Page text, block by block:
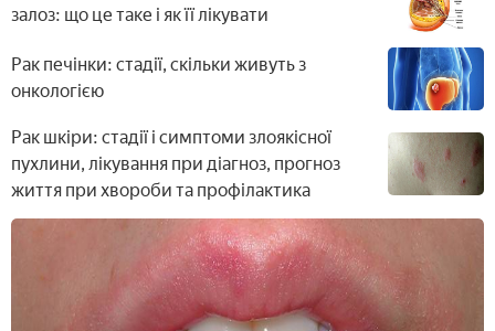
залоз: що це таке і як її лікувати
Рак печінки: стадії, скільки живуть з
онкологією
Рак шкіри: стадії і симптоми злоякісної
пухлини, лікування при діагноз, прогноз
життя при хвороби та профілактика